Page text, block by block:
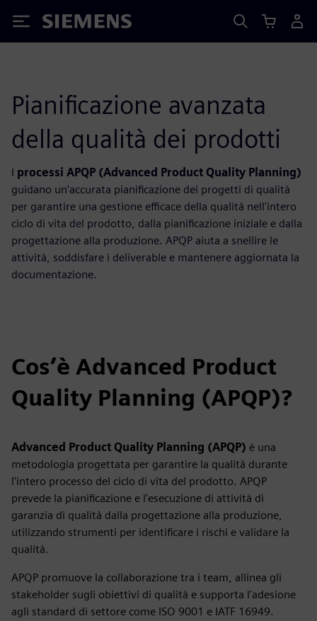
Siemens
Pianificazione avanzata
della qualità dei prodotti
I processi APQP (Advanced Product Quality Planning)
guidano un'accurata pianificazione dei progetti di qualità
per garantire una gestione efficace della qualità nell'intero
ciclo di vita del prodotto, dalla pianificazione iniziale e dalla
progettazione alla produzione. APQP aiuta a snellire le
attività, soddisfare i deliverable e mantenere aggiornata la
documentazione.
Cos’è Advanced Product
Quality Planning (APQP)?
Advanced Product Quality Planning (APQP) è una
metodologia progettata per garantire la qualità durante
l'intero processo del ciclo di vita del prodotto. APQP
prevede la pianificazione e l'esecuzione di attività di
garanzia di qualità dalla progettazione alla produzione,
utilizzando strumenti per identificare i rischi e validare la
qualità.
APQP promuove la collaborazione tra i team, allinea gli
stakeholder sugli obiettivi di qualità e supporta l'adesione
agli standard di settore come ISO 9001 e IATF 16949.